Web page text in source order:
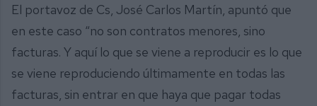
El portavoz de Cs, José Carlos Martín, apuntó que
en este caso “no son contratos menores, sino
facturas. Y aquí lo que se viene a reproducir es lo que
se viene reproduciendo últimamente en todas las
facturas, sin entrar en que haya que pagar todas